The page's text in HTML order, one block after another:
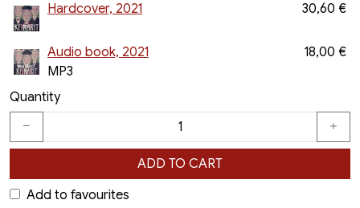
Hardcover, 2021
30,60 €
Audio book, 2021
MP3
18,00 €
Quantity
ADD TO CART
Add to favourites